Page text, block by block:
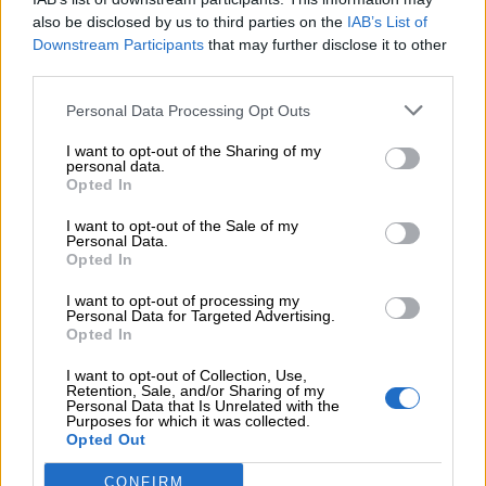
also be disclosed by us to third parties on the IAB’s List of
Downstream Participants that may further disclose it to other
Personal Data Processing Opt Outs
I want to opt-out of the Sharing of my
personal data.
Opted In
I want to opt-out of the Sale of my
Personal Data.
Opted In
I want to opt-out of processing my
Personal Data for Targeted Advertising.
Opted In
I want to opt-out of Collection, Use,
Retention, Sale, and/or Sharing of my
Personal Data that Is Unrelated with the
Purposes for which it was collected.
Opted Out
CONFIRM
Auguri
Educazione
positiva
Come si prepara l’acqua di San
Giovanni?
Per preparare l’acqua di San Giovanni secondo
la tradizione popolare dovrete seguire questi
quattro passaggi:
la sera del 23 giugno, dopo il tramonto, si
raccoglie un mazzo di erbe profumate e